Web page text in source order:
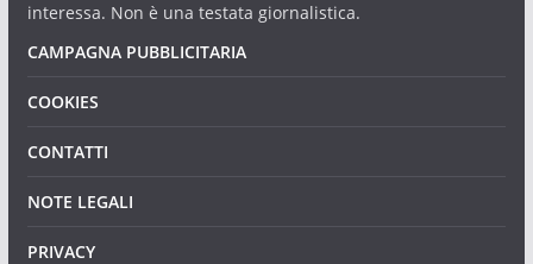
interessa. Non è una testata giornalistica.
CAMPAGNA PUBBLICITARIA
COOKIES
CONTATTI
NOTE LEGALI
PRIVACY